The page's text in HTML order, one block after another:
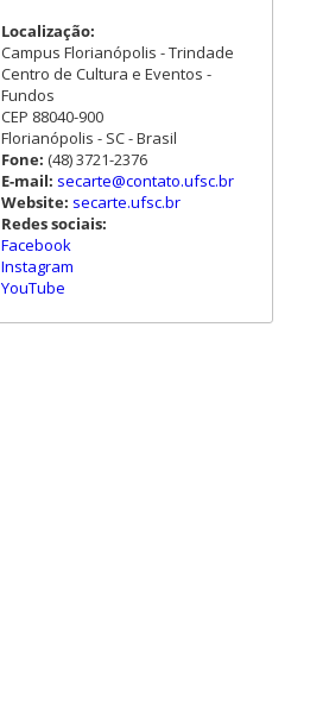
Localização:
Campus Florianópolis - Trindade
Centro de Cultura e Eventos -
Fundos
CEP 88040-900
Florianópolis - SC - Brasil
Fone: (48) 3721-2376
E-mail: secarte@contato.ufsc.br
Website: secarte.ufsc.br
Redes sociais:
Facebook
Instagram
YouTube